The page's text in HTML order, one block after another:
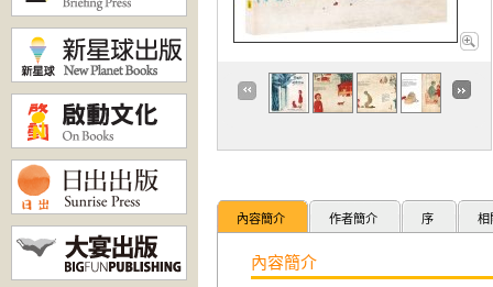
內容簡介 作者簡介 序 相
內容簡介